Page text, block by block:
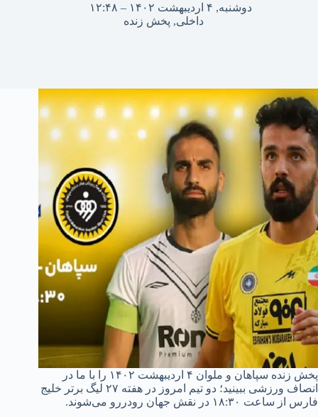
دوشنبه, ۴ اردیبهشت ۱۴۰۲ – ۱۲:۴۸
داخلی, پخش زنده
پخش زنده سپاهان و ملوان ۴ اردیبهشت ۱۴۰۲ را با ما در
انصاف ورزشی ببینید؛ دو تیم امروز در هفته ۲۷ لیگ برتر خلیج
فارس از ساعت ۱۸:۳۰ در نقش جهان رودررو می‌شوند.